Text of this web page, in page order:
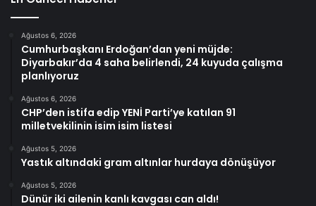
Ağustos 6, 2026
Cumhurbaşkanı Erdoğan’dan yeni müjde:
Diyarbakır’da 4 saha belirlendi, 24 kuyuda çalışma
planlıyoruz
Ağustos 6, 2026
CHP’den istifa edip YENİ Parti’ye katılan 91
milletvekilinin isim isim listesi
Ağustos 5, 2026
Yastık altındaki gram altınlar hurdaya dönüşüyor
Ağustos 5, 2026
Dünür iki ailenin kanlı kavgası can aldı!